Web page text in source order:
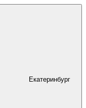
Екатеринбург